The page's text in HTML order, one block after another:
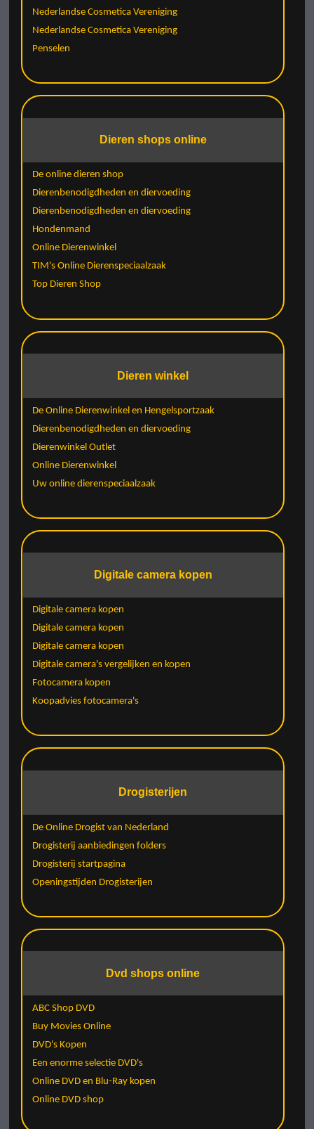
Nederlandse Cosmetica Vereniging
Nederlandse Cosmetica Vereniging
Penselen
Dieren shops online
De online dieren shop
Dierenbenodigdheden en diervoeding
Dierenbenodigdheden en diervoeding
Hondenmand
Online Dierenwinkel
TIM's Online Dierenspeciaalzaak
Top Dieren Shop
Dieren winkel
De Online Dierenwinkel en Hengelsportzaak
Dierenbenodigdheden en diervoeding
Dierenwinkel Outlet
Online Dierenwinkel
Uw online dierenspeciaalzaak
Digitale camera kopen
Digitale camera kopen
Digitale camera kopen
Digitale camera kopen
Digitale camera's vergelijken en kopen
Fotocamera kopen
Koopadvies fotocamera's
Drogisterijen
De Online Drogist van Nederland
Drogisterij aanbiedingen folders
Drogisterij startpagina
Openingstijden Drogisterijen
Dvd shops online
ABC Shop DVD
Buy Movies Online
DVD's Kopen
Een enorme selectie DVD's
Online DVD en Blu-Ray kopen
Online DVD shop